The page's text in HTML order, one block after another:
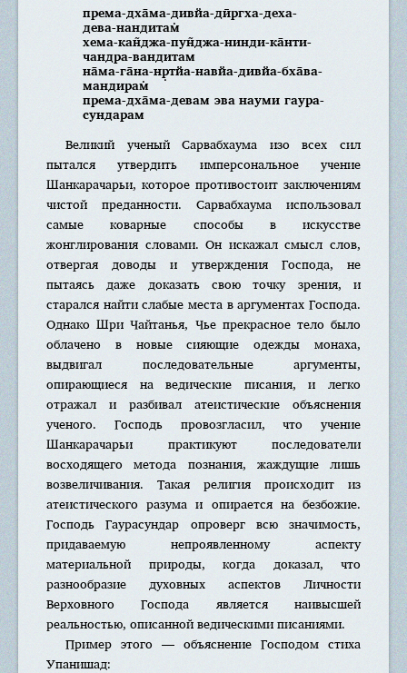
према-дха̄ма-дивйа-дӣргха-деха-
дева-нандитам̇
хема-кан̃джа-пун̃джа-нинди-ка̄нти-
чандра-вандитам
на̄ма-га̄на-нр̣тйа-навйа-дивйа-бха̄ва-
мандирам̇
према-дха̄ма-девам эва науми гаура-
сундарам
Великий ученый Сарвабхаума изо всех сил
пытался утвердить имперсональное учение
Шанкарачарьи, которое противостоит заключениям
чистой преданности. Сарвабхаума использовал
самые коварные способы в искусстве
жонглирования словами. Он искажал смысл слов,
отвергая доводы и утверждения Господа, не
пытаясь даже доказать свою точку зрения, и
старался найти слабые места в аргументах Господа.
Однако Шри Чайтанья, Чье прекрасное тело было
облачено в новые сияющие одежды монаха,
выдвигал последовательные аргументы,
опирающиеся на ведические писания, и легко
отражал и разбивал атеистические объяснения
ученого. Господь провозгласил, что учение
Шанкарачарьи практикуют последователи
восходящего метода познания, жаждущие лишь
возвеличивания. Такая религия происходит из
атеистического разума и опирается на безбожие.
Господь Гаурасундар опроверг всю значимость,
придаваемую непроявленному аспекту
материальной природы, когда доказал, что
разнообразие духовных аспектов Личности
Верховного Господа является наивысшей
реальностью, описанной ведическими писаниями.
Пример этого — объяснение Господом стиха
Упанишад: